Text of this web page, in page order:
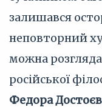
залишався
неповторний
можна
російської
Федора